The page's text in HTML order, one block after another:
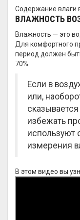
Содержание влаги
ВЛАЖНОСТЬ
Влажность — это
Для комфортного
период должен
70%.
Если в
или,
избежать
используют
измерения
В этом видео вы